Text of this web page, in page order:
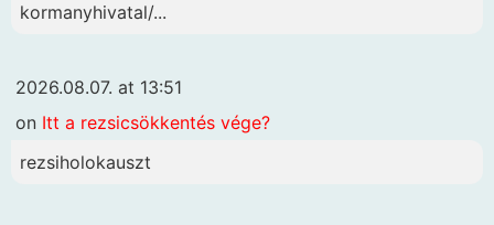
kormanyhivatal/...
2026.08.07. at 13:51
on Itt a rezsicsökkentés vége?
rezsiholokauszt